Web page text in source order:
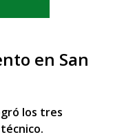
en San
los tres